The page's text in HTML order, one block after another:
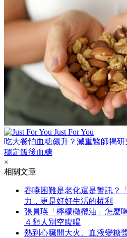
Just For You
吃大餐怕血糖飆升？減重醫師揭
穩定飯後血糖
×
相關文章
吞嚥困難是老化還是警訊？
力，更是好好生活的權利
張員瑛「檸檬橄欖油」怎麼
４類人別空腹喝
熱到心臟開大火、血液變糖